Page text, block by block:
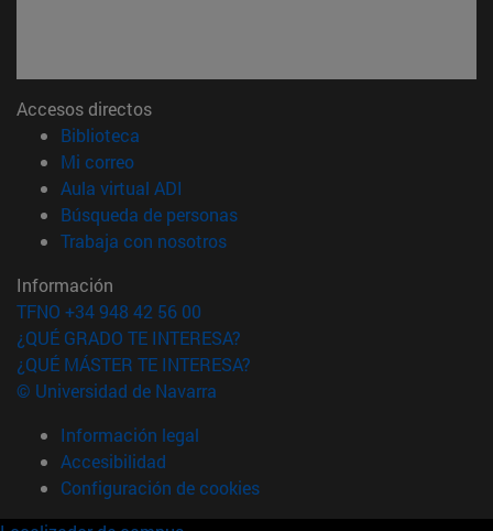
Accesos directos
Biblioteca
Mi correo(abre en nueva ventana)
Aula virtual ADI
Búsqueda de personas(abre en nueva ventana)
Trabaja con nosotros(abre en nueva ventana)
Información
TFNO +34 948 42 56 00
¿QUÉ GRADO TE INTERESA?
¿QUÉ MÁSTER TE INTERESA?
© Universidad de Navarra
Información legal
Accesibilidad
Configuración de cookies